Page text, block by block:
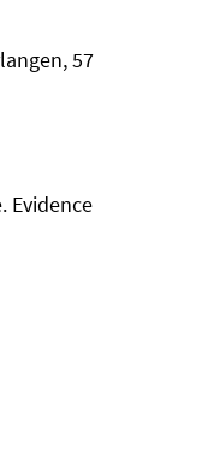
57
Evidence